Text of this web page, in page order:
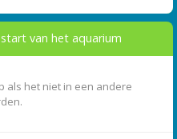
van het aquarium
als het niet in een andere